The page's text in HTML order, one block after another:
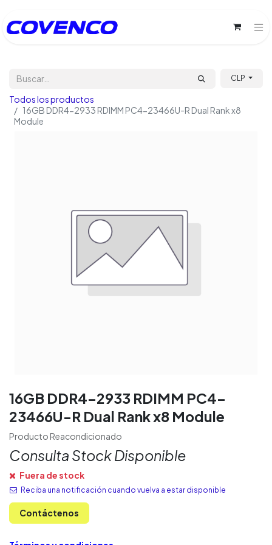
CLP
Todos los productos
16GB DDR4-2933 RDIMM PC4-23466U-R Dual Rank x8
Module
16GB DDR4-2933 RDIMM PC4-
23466U-R Dual Rank x8 Module
Producto Reacondicionado
Consulta Stock Disponible
Fuera de stock
Reciba una notificación cuando vuelva a estar disponible
Contáctenos